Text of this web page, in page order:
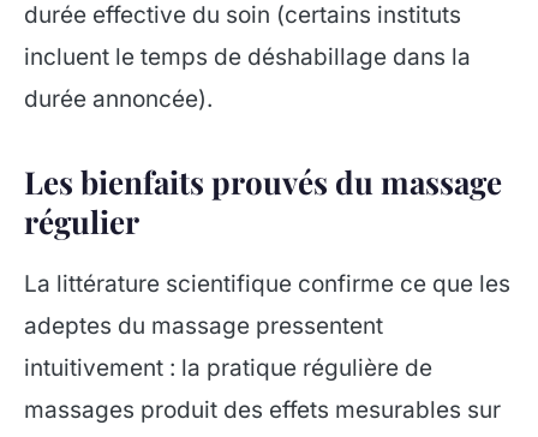
durée effective du soin (certains instituts
incluent le temps de déshabillage dans la
durée annoncée).
Les bienfaits prouvés du massage
régulier
La littérature scientifique confirme ce que les
adeptes du massage pressentent
intuitivement : la pratique régulière de
massages produit des effets mesurables sur